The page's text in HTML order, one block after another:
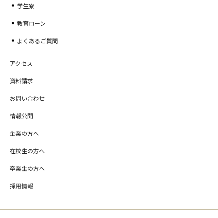
学生寮
教育ローン
よくあるご質問
アクセス
資料請求
お問い合わせ
情報公開
企業の方へ
在校生の方へ
卒業生の方へ
採用情報